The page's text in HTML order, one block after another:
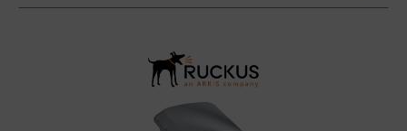
Engine und SCI-Netzwerkanalyse.